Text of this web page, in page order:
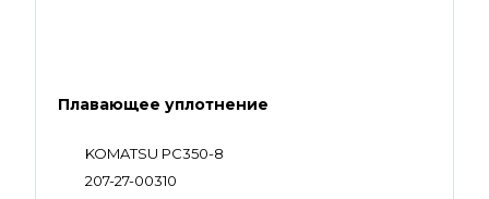
Плавающее уплотнение
KOMATSU PC350-8
207-27-00310